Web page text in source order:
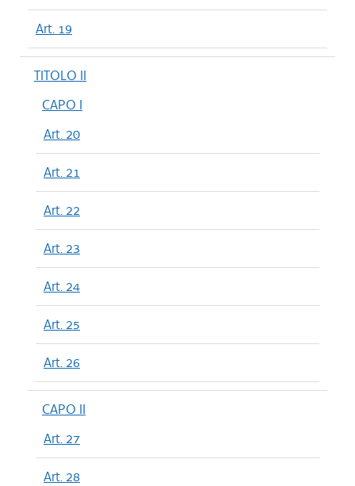
Art. 19
TITOLO II
CAPO I
Art. 20
Art. 21
Art. 22
Art. 23
Art. 24
Art. 25
Art. 26
CAPO II
Art. 27
Art. 28